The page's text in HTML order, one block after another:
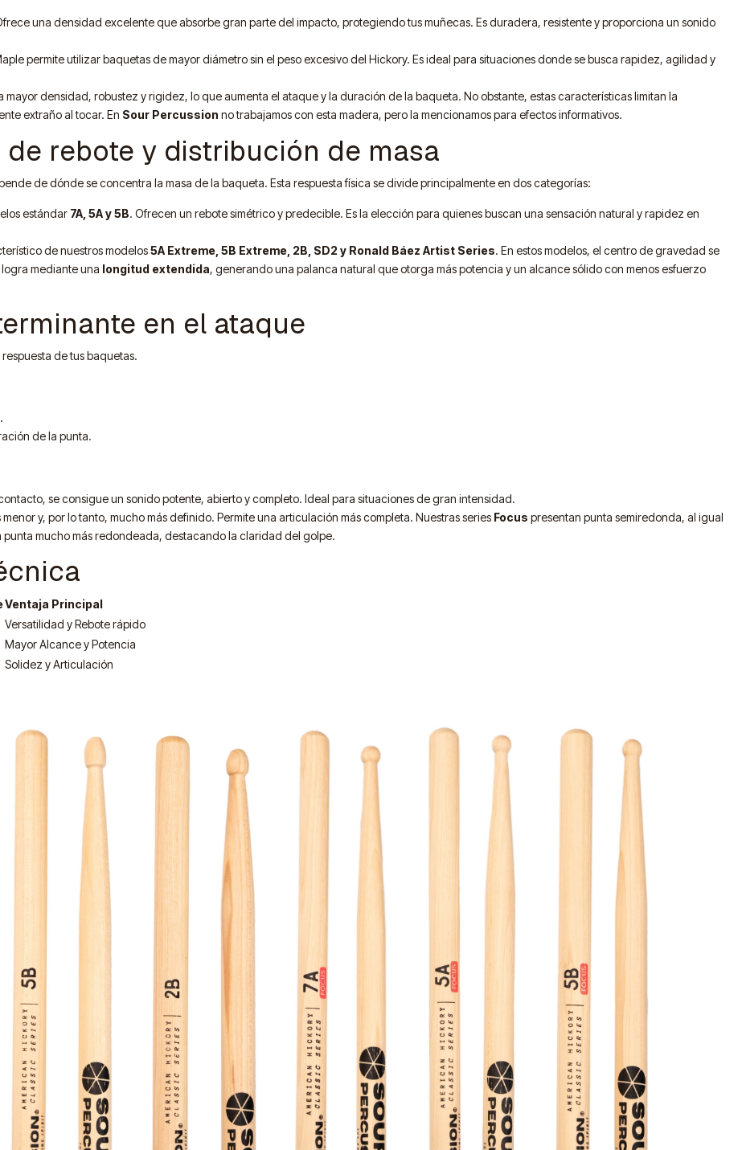
una densidad excelente que absorbe gran parte del impacto, protegiendo tus muñecas. Es duradera, resistente y proporciona un sonido
permite utilizar baquetas de mayor diámetro sin el peso excesivo del Hickory. Es ideal para situaciones donde se busca rapidez, agilidad y
mayor densidad, robustez y rigidez, lo que aumenta el ataque y la duración de la baqueta. No obstante, estas características limitan la
extraño al tocar. En Sour Percussion no trabajamos con esta madera, pero la mencionamos para efectos informativos.
rebote y distribución de masa
de dónde se concentra la masa de la baqueta. Esta respuesta física se divide principalmente en dos categorías:
estándar 7A, 5A y 5B. Ofrecen un rebote simétrico y predecible. Es la elección para quienes buscan una sensación natural y rapidez en
de nuestros modelos5A Extreme, 5B Extreme, 2B, SD2 y Ronald Báez Artist Series. En estos modelos, el centro de gravedad se
logra mediante una longitud extendida, generando una palanca natural que otorga más potencia y un alcance sólido con menos esfuerzo
en el ataque
de tus baquetas.
de la punta.
se consigue un sonido potente, abierto y completo. Ideal para situaciones de gran intensidad.
y, por lo tanto, mucho más definido. Permite una articulación más completa. Nuestras series Focus presentan punta semiredonda, al igual
punta mucho más redondeada, destacando la claridad del golpe.
Ventaja Principal
Versatilidad y Rebote rápido
Mayor Alcance y Potencia
Solidez y Articulación